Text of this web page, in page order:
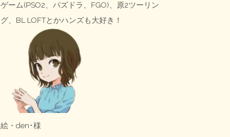
ゲーム(PSO2、パズドラ、FGO)、原2ツーリン
グ、BL LOFTとかハンズも大好き！
絵・ den･様